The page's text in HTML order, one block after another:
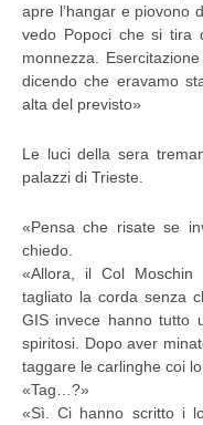
apre l’hangar e piovono
vedo Popoci che si tira
monnezza.
dicendo che eravamo
alta del previsto»
Le luci della sera
palazzi di Trieste.
«Pensa che risate se
chiedo.
«Allora, il Col
tagliato la corda senza
GIS invece hanno tutto
spiritosi. Dopo aver
taggare le carlinghe coi
«Tag…?»
«Sì. Ci hanno scritto i